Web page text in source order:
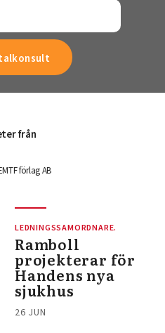
från
förlag AB
LEDNINGSSAMORDNARE.
Ramboll
projekterar för
Handens nya
sjukhus
26 JUN